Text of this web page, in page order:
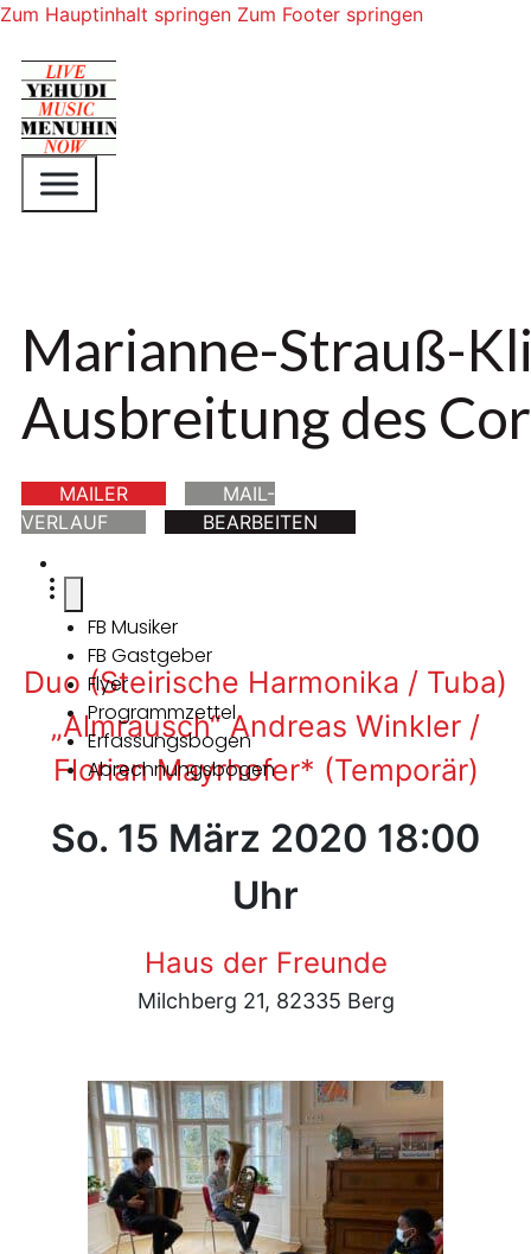
Zum Hauptinhalt springen Zum Footer springen
Marianne-Strauß-
Ausbreitung des
MAILER
MAIL-
VERLAUF
BEARBEITEN
FB Musiker
FB Gastgeber
Flyer
Programmzettel
Erfassungsbogen
Abrechnungsbogen
Duo (Steirische Harmonika / Tuba)
„Almrausch“ Andreas Winkler /
Florian Mayrhofer* (Temporär)
So. 15 März 2020 18:00
Uhr
Haus der Freunde
Milchberg 21, 82335 Berg